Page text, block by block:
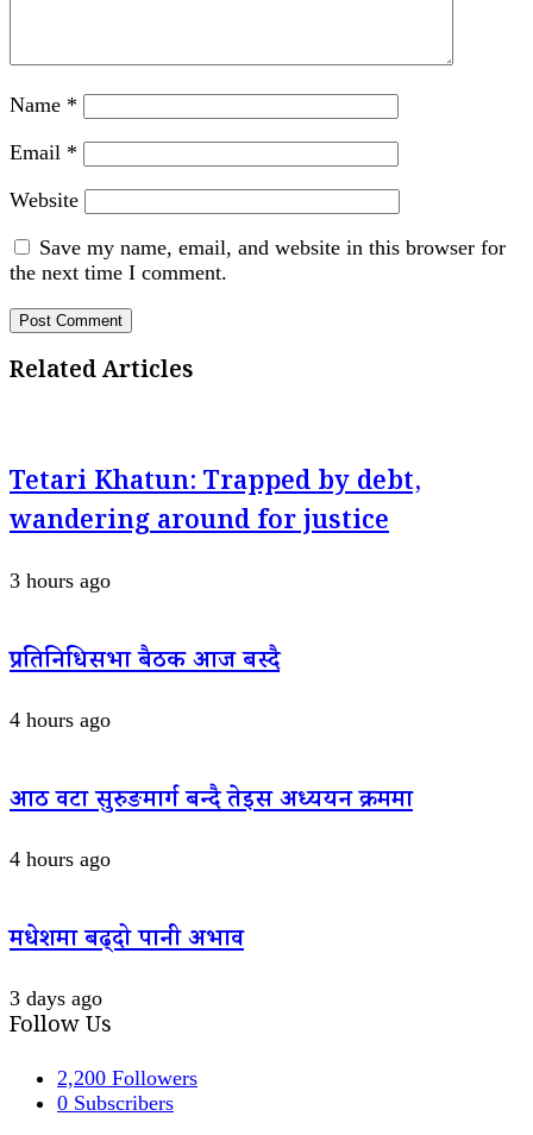
Name *
Email *
Website
Save my name, email, and website in this browser for
the next time I comment.
Related Articles
Tetari Khatun: Trapped by debt,
wandering around for justice
3 hours ago
प्रतिनिधिसभा बैठक आज बस्दै
4 hours ago
आठ वटा सुरुङमार्ग बन्दै तेइस अध्ययन क्रममा
4 hours ago
मधेशमा बढ्दो पानी अभाव
3 days ago
Follow Us
2,200 Followers
0 Subscribers